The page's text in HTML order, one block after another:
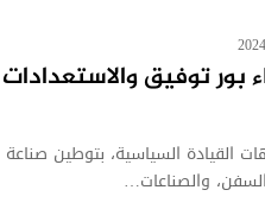
بور توفيق
القيادة السياسية، بتوطين
والصناعات…